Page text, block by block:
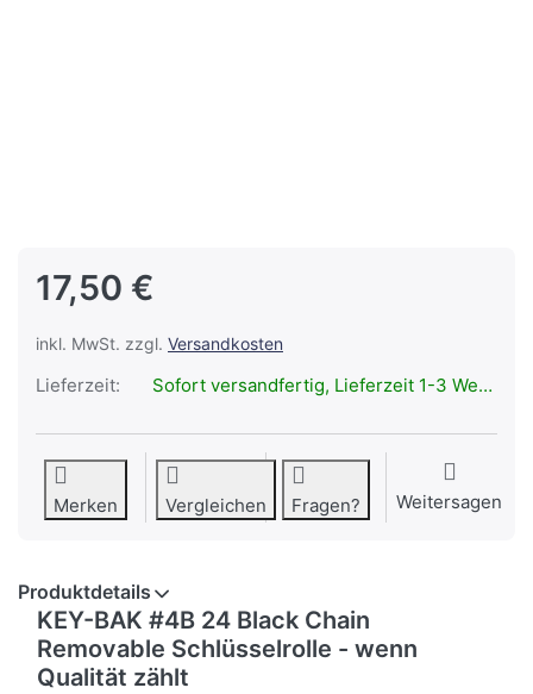
17,50 €
inkl. MwSt. zzgl. Versandkosten
Lieferzeit: Sofort versandfertig, Lieferzeit 1-3 Werktage.
Merken Vergleichen Fragen? Weitersagen
Produktdetails
KEY-BAK #4B 24 Black Chain
Removable Schlüsselrolle - wenn
Qualität zählt